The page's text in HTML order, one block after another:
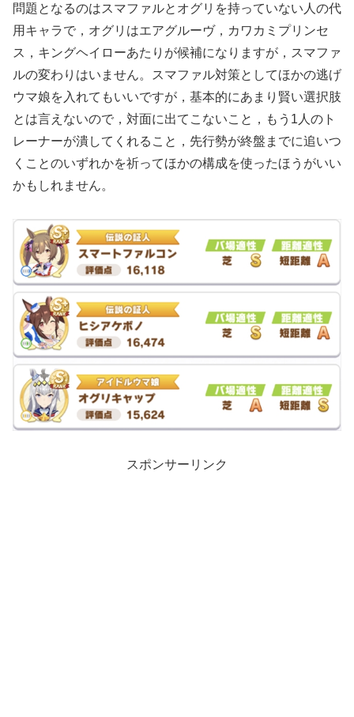
問題となるのはスマファルとオグリを持っていない人の代
用キャラで，オグリはエアグルーヴ，カワカミプリンセ
ス，キングヘイローあたりが候補になりますが，スマファ
ルの変わりはいません。スマファル対策としてほかの逃げ
ウマ娘を入れてもいいですが，基本的にあまり賢い選択肢
とは言えないので，対面に出てこないこと，もう1人のト
レーナーが潰してくれること，先行勢が終盤までに追いつ
くことのいずれかを祈ってほかの構成を使ったほうがいい
かもしれません。
スポンサーリンク